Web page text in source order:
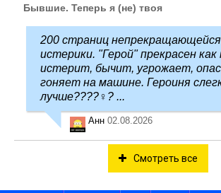
Бывшие. Теперь я (не) твоя
200 страниц непрекращающейся
истерики. "Герой" прекрасен как
истерит, бычит, угрожает,
гоняет на машине. Героиня
лучше????‍♀️? ...
Анн 02.08.2026
Смотреть все